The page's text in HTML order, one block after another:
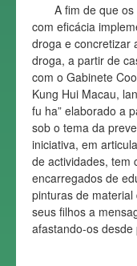
A fim de que
com eficácia
droga e concretizar
droga, a partir de
com o Gabinete
Kung Hui Macau,
fu ha” elaborado a
sob o tema da
iniciativa, em
de actividades, tem
encarregados de
pinturas de
seus filhos a
afastando-os